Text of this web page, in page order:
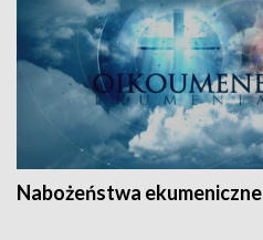
Nabożeństwa ekumeniczne